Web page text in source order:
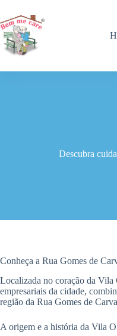
para
o
conteúdo
Descubra
Conheça a Rua Gomes de
Localizada no coração da Vila
empresariais da cidade,
região da Rua Gomes de
A origem e a história da Vila